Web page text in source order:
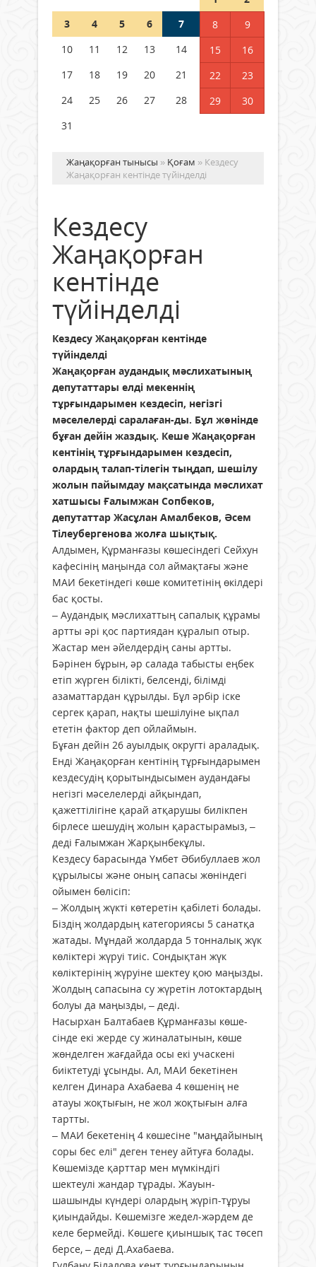
Германия аптап ыстыққа
бастады
04 тамыз 2026 ж.
3
4 5 6 7 8
9
10
11 12 13 14 15
16
17
18 19 20 21 22
23
24
25 26 27 28 29
30
31
Жаңақорған тынысы » Қоғам » Кездесу
Жаңақорған кентінде түйінделді
Кездесу
Жаңақорған
кентінде
түйінделді
Кездесу Жаңақорған кентінде
түйінделді
Жаңақорған аудандық мәслихатының
депутаттары елді мекеннің
тұрғындарымен кездесіп, негізгі
мәселелерді саралаған-ды. Бұл жөнінде
бұған дейін жаздық. Кеше Жаңақорған
кентінің тұрғындарымен кездесіп,
олардың талап-тілегін тыңдап, шешілу
жолын пайымдау мақсатында мәслихат
хатшысы Ғалымжан Сопбеков,
депутаттар Жасұлан Амалбеков, Әсем
Тілеубергенова жолға шықтық.
Алдымен, Құрманғазы көшесіндегі Сейхун
кафесінің маңында сол аймақтағы және
МАИ бекетіндегі көше комитетінің өкілдері
бас қосты.
– Аудандық мәслихаттың сапалық құрамы
артты әрі қос партиядан құралып отыр.
Жастар мен әйелдердің саны артты.
Бәрінен бұрын, әр салада табысты еңбек
етіп жүрген білікті, белсенді, білімді
азаматтардан құрылды. Бұл әрбір іске
сергек қарап, нақты шешілуіне ықпал
ететін фактор деп ойлаймын.
Бұған дейін 26 ауылдық округті араладық.
Енді Жаңақорған кентінің тұрғындарымен
кездесудің қорытындысымен аудандағы
негізгі мәселелерді айқындап,
қажеттілігіне қарай атқарушы билікпен
бірлесе шешудің жолын қарастырамыз, –
деді Ғалымжан Жарқынбекұлы.
Кездесу барасында Үмбет Әбибуллаев жол
құрылысы және оның сапасы жөніндегі
ойымен бөлісіп:
– Жолдың жүкті көтеретін қабілеті болады.
Біздің жолдардың категориясы 5 санатқа
жатады. Мұндай жолдарда 5 тонналық жүк
көліктері жүруі тиіс. Сондықтан жүк
көліктерінің жүруіне шектеу қою маңызды.
Жолдың сапасына су жүретін лотоктардың
болуы да маңызды, – деді.
Насырхан Балтабаев Құрманғазы көше­
сінде екі жерде су жиналатынын, көше
жөнделген жағдайда осы екі учаскені
биіктетуді ұсынды. Ал, МАИ бекетінен
келген Динара Ахабаева 4 көшенің не
атауы жоқтығын, не жол жоқтығын алға
тартты.
– МАИ бекетенің 4 көшесіне "маңдайының
соры бес елі" деген тенеу айтуға болады.
Көшемізде қарттар мен мүмкіндігі
шектеулі жандар тұрады. Жауын-
шашынды күндері олардың жүріп-тұруы
қиындайды. Көшемізге жедел-жәрдем де
келе бермейді. Көшеге қиыншық тас төсеп
берсе, – деді Д.Ахабаева.